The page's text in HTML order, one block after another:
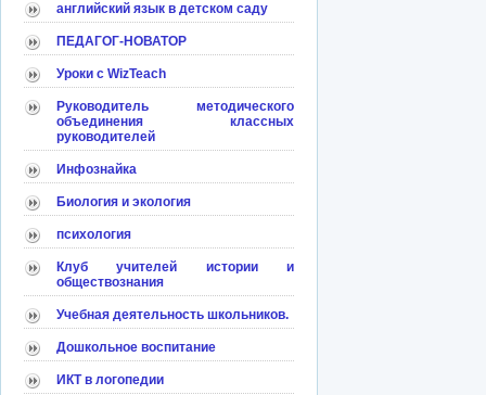
английский язык в детском саду
ПЕДАГОГ-НОВАТОР
Уроки с WizTeach
Руководитель методического
объединения классных
руководителей
Инфознайка
Биология и экология
психология
Клуб учителей истории и
обществознания
Учебная деятельность школьников.
Дошкольное воспитание
ИКТ в логопедии